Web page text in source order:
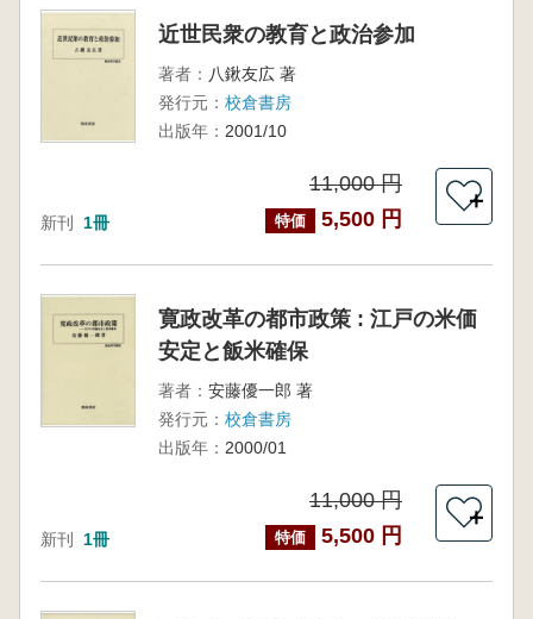
近世民衆の教育と政治参加
著者： 八鍬友広 著
発行元： 校倉書房
出版年： 2001/10
新刊 1冊
11,000 円
特価 5,500 円
＋
寛政改革の都市政策 : 江戸の米価
安定と飯米確保
著者： 安藤優一郎 著
発行元： 校倉書房
出版年： 2000/01
新刊 1冊
11,000 円
特価 5,500 円
＋